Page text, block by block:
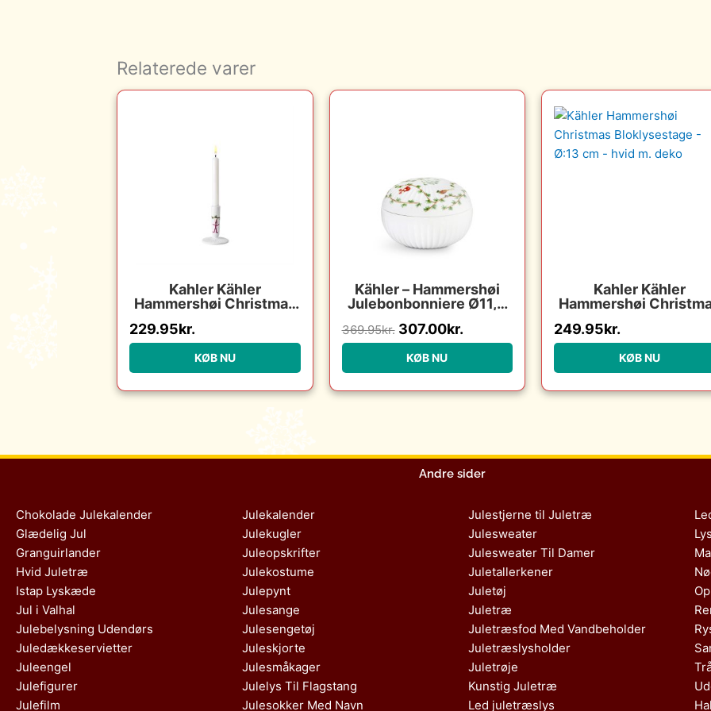
Relaterede varer
Kahler Kähler
Hammershøi Christmas
Erling Christensen
Møbler : Erling
Christensen Møbler
229.95kr.
KØB NU
Kähler – Hammershøi
Julebonbonniere Ø11,5
369.95kr. 307.00kr.
KØB NU
Kahler Kähler
Hammershøi
– hvid m. deko : Erling
Christensen Møbler :
Erling Christensen
Møbler
249.95kr.
KØB NU
Andre sider
Chokolade Julekalender
Glædelig Jul
Granguirlander
Hvid Juletræ
Istap Lyskæde
Jul i Valhal
Julebelysning Udendørs
Juledækkeservietter
Juleengel
Julefigurer
Julefilm
Julekalender
Julekugler
Juleopskrifter
Julekostume
Julepynt
Julesange
Julesengetøj
Juleskjorte
Julesmåkager
Julelys Til Flagstang
Julesokker Med Navn
Julestjerne til Juletræ
Julesweater
Julesweater Til Damer
Juletallerkener
Juletøj
Juletræ
Juletræsfod Med Vandbeholder
Juletræslysholder
Juletrøje
Kunstig Juletræ
Led juletræslys